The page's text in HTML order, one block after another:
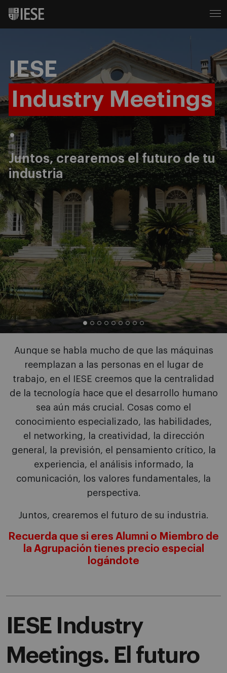
IESE
Industry Meetings
.
Juntos, crearemos el futuro de tu
industria
Aunque se habla mucho de que las máquinas
reemplazan a las personas en el lugar de
trabajo, en el IESE creemos que la centralidad
de la tecnología hace que el desarrollo humano
sea aún más crucial. Cosas como el
conocimiento especializado, las habilidades,
el networking, la creatividad, la dirección
general, la previsión, el pensamiento crítico, la
experiencia, el análisis informado, la
comunicación, los valores fundamentales, la
perspectiva.
Juntos, crearemos el futuro de su industria.
Recuerda que si eres Alumni o Miembro de
la Agrupación tienes precio especial
logándote
IESE Industry
Meetings. El futuro